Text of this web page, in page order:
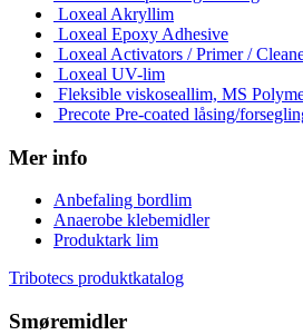
Loxeal Akryllim
Loxeal Epoxy Adhesive
Loxeal Activators / Primer /
Loxeal UV-lim
Fleksible viskoseallim, MS
Precote Pre-coated låsing/
Mer info
Anbefaling bordlim
Anaerobe klebemidler
Produktark lim
Tribotecs produktkatalog
Smøremidler